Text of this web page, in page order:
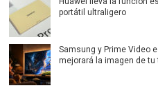
portátil ultraligero
Samsung y Prime Video
mejorará la imagen de tu